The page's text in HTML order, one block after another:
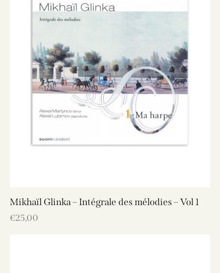
Mikhaïl Glinka – Intégrale des mélodies – Vol 1
€25,00